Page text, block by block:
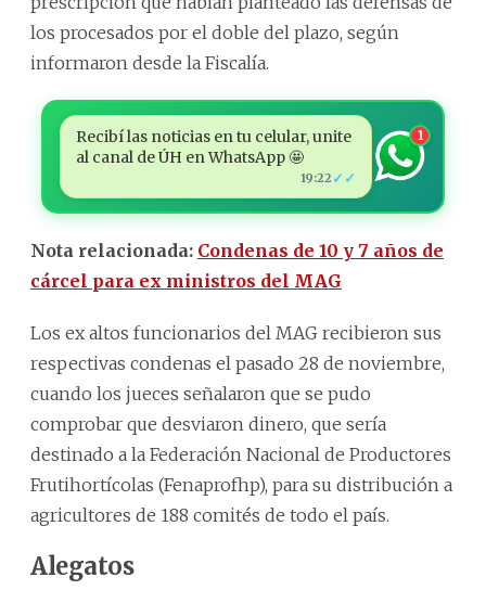
los procesados por el doble del plazo, según
informaron desde la Fiscalía.
Recibí las noticias en tu celular, unite
al canal de ÚH en WhatsApp 🤩
19:22 ✓✓
1
Nota relacionada: Condenas de 10 y 7 años de
cárcel para ex ministros del MAG
Los ex altos funcionarios del MAG recibieron sus
respectivas condenas el pasado 28 de noviembre,
cuando los jueces señalaron que se pudo
comprobar que desviaron dinero, que sería
destinado a la Federación Nacional de Productores
Frutihortícolas (Fenaprofhp), para su distribución a
agricultores de 188 comités de todo el país.
Alegatos